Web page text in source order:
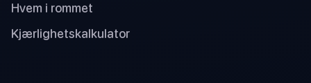
Hvem i rommet
Kjærlighetskalkulator